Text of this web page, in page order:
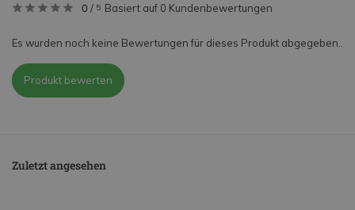
0 / 5 Basiert auf 0 Kundenbewertungen
Es wurden noch keine Bewertungen für dieses Produkt abgegeben..
Produkt bewerten
Zuletzt angesehen